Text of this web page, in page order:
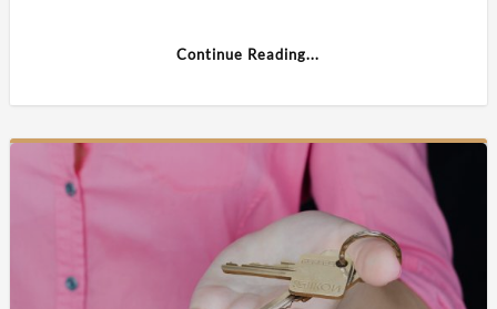
Continue Reading...